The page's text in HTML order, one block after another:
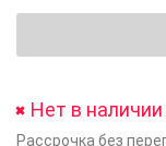
Нет в наличии
Рассрочка без